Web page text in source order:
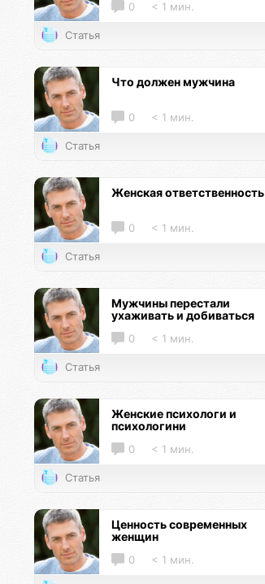
0 < 1 мин.
Статья
Что должен мужчина
0 < 1 мин.
Статья
Женская ответственность
0 < 1 мин.
Статья
Мужчины перестали
ухаживать и добиваться
0 < 1 мин.
Статья
Женские психологи и
психологини
0 < 1 мин.
Статья
Ценность современных
женщин
0 < 1 мин.